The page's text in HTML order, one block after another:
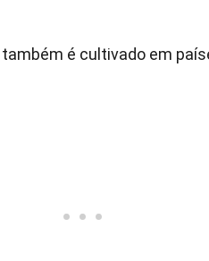
é cultivado em